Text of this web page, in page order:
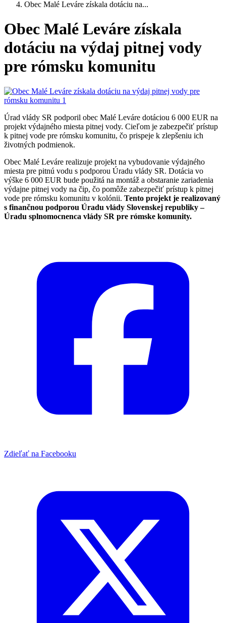
Obec Malé Leváre získala dotáciu na...
Obec Malé Leváre získala
dotáciu na výdaj pitnej vody
pre rómsku komunitu
Úrad vlády SR podporil obec Malé Leváre dotáciou 6 000 EUR na
projekt výdajného miesta pitnej vody. Cieľom je zabezpečiť prístup
k pitnej vode pre rómsku komunitu, čo prispeje k zlepšeniu ich
životných podmienok.
Obec Malé Leváre realizuje projekt na vybudovanie výdajného
miesta pre pitnú vodu s podporou Úradu vlády SR. Dotácia vo
výške 6 000 EUR bude použitá na montáž a obstaranie zariadenia
výdajne pitnej vody na čip, čo pomôže zabezpečiť prístup k pitnej
vode pre rómsku komunitu v kolónii. Tento projekt je realizovaný
s finančnou podporou Úradu vlády Slovenskej republiky –
Úradu splnomocnenca vlády SR pre rómske komunity.
Zdieľať na Facebooku